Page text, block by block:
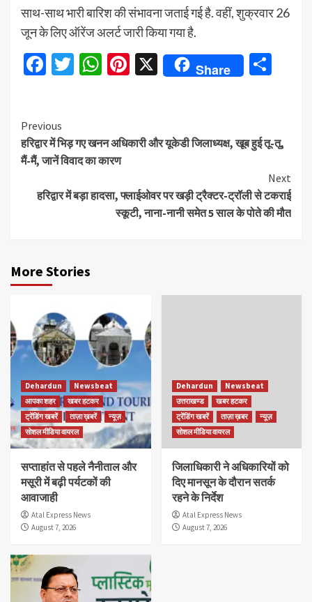
साथ-साथ भारी बारिश की संभावना जताई गई है. वहीं, शुक्रवार 26
जून के लिए ऑरेंज अलर्ट जारी किया गया है.
Facebook
Twitter
WhatsApp
Pinterest
X Share
Continue
Reading
Previous
हरिद्वार में भिड़ गए खनन अधिकारी और यूकेडी जिलाध्यक्ष, खूब हुई तू-तू,
मैं-मैं, जानें विवाद का कारण
Next
हरिद्वार में बड़ा हादसा, फ्लाईओवर पर खड़ी ट्रैक्टर-ट्रॉली से टकराई
स्कूटी, नाना-नानी समेत 5 साल के पोते की मौत
More Stories
Dehardun
Newsbeat
आपका शहर
खबर हटकर
ट्रेंडिंग खबरें
ताज़ा ख़बरें
न्यूज़
सोशल मीडिया वायरल
सप्ताहांत से पहले नैनीताल और
मसूरी में बढ़ी पर्यटकों की
आवाजाही
Atal Express News
August 7, 2026
Dehardun
Newsbeat
उत्तराखण्ड
खबर हटकर
ट्रेंडिंग खबरें
ताज़ा ख़बर
न्यूज़
सोशल मीडिया वायरल
जिलाधिकारी ने अधिकारियों को
दिए मानसून के दौरान सतर्क
रहने के निर्देश
Atal Express News
August 7, 2026